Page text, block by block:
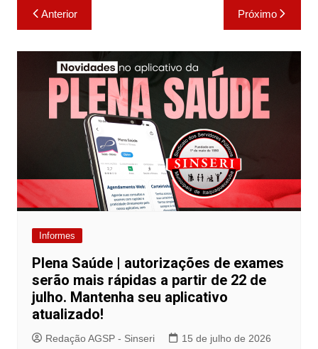
Navegação
de
Post
Anterior Próximo
Informes
Plena Saúde | autorizações de exames
serão mais rápidas a partir de 22 de
julho. Mantenha seu aplicativo
atualizado!
Redação AGSP - Sinseri 15 de julho de 2026